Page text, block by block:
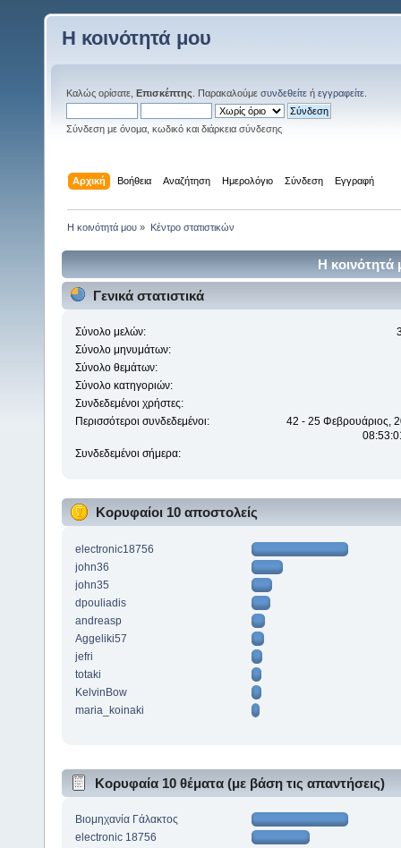
Η κοινότητά μου
Καλώς ορίσατε, Επισκέπτης . Παρακαλούμε συνδεθείτε ή εγγραφείτε
Σύνδεση με όνομα, κωδικό και διάρκεια σύνδεσης
Αρχική Βοήθεια Αναζήτηση Ημερολόγιο Σύνδεση Εγγραφή
Η κοινότητά μου » Κέντρο στατιστικών
Η κοινότητά
Γενικά στατιστικά
Σύνολο μελών:
Σύνολο μηνυμάτων:
Σύνολο θεμάτων:
Σύνολο κατηγοριών:
Συνδεδεμένοι χρήστες:
Περισσότεροι συνδεδεμένοι:
42 - 25 Φεβρουάριος,
Συνδεδεμένοι σήμερα:
Κορυφαίοι 10 αποστολείς
electronic18756
john36
john35
dpouliadis
andreasp
Aggeliki57
jefri
totaki
KelvinBow
maria_koinaki
Κορυφαία 10 θέματα (με βάση τις απαντήσεις)
Βιομηχανία Γάλακτος
electronic 18756